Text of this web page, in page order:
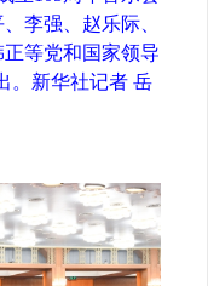
李强、赵乐际、
等党和国家领导
新华社记者 岳